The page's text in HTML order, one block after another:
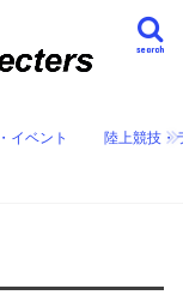
search
イベント 陸上競技・